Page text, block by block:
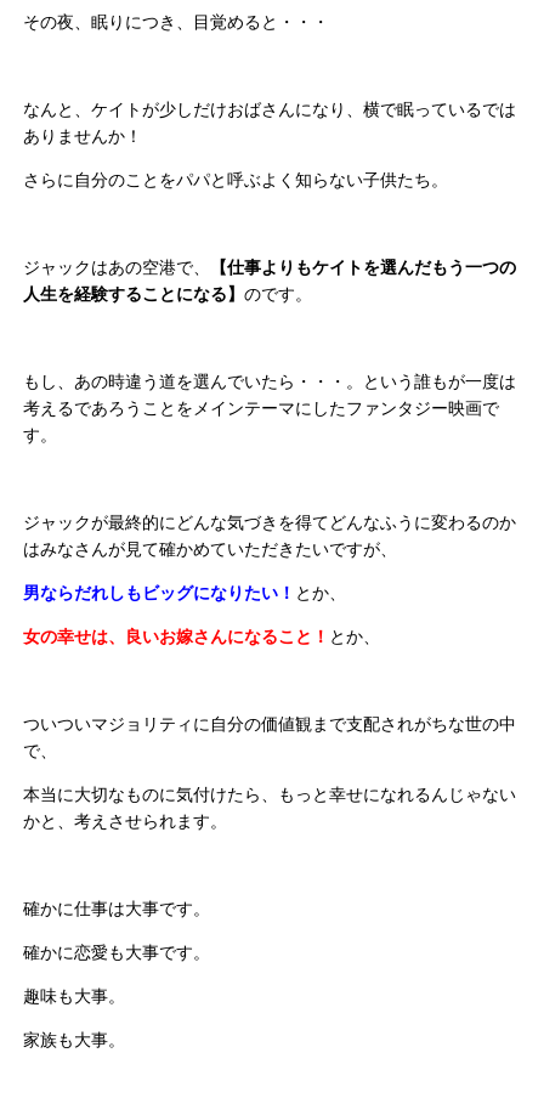
その夜、眠りにつき、目覚めると・・・
なんと、ケイトが少しだけおばさんになり、横で眠っているでは
ありませんか！
さらに自分のことをパパと呼ぶよく知らない子供たち。
ジャックはあの空港で、
【仕事よりもケイトを選んだもう一つの
人生を経験することになる】のです。
もし、あの時違う道を選んでいたら・・・。という誰もが一度は
考えるであろうことをメインテーマにしたファンタジー映画で
す。
ジャックが最終的にどんな気づきを得てどんなふうに変わるのか
はみなさんが見て確かめていただきたいですが、
男ならだれしもビッグになりたい！ とか、
女の幸せは、良いお嫁さんになること！ とか、
ついついマジョリティに自分の価値観まで支配されがちな世の中
で、
本当に大切なものに気付けたら、もっと幸せになれるんじゃない
かと、考えさせられます。
確かに仕事は大事です。
確かに恋愛も大事です。
趣味も大事。
家族も大事。